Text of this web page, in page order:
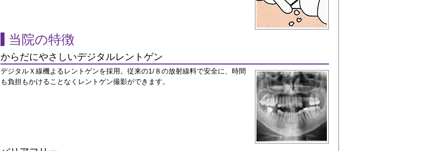
からだにやさしいデジタルレントゲン
デジタルＸ線機よるレントゲンを採用。従来の1/８の放射線料で安全に、時間
も負担もかけることなくレントゲン撮影ができます。
当院の特徴